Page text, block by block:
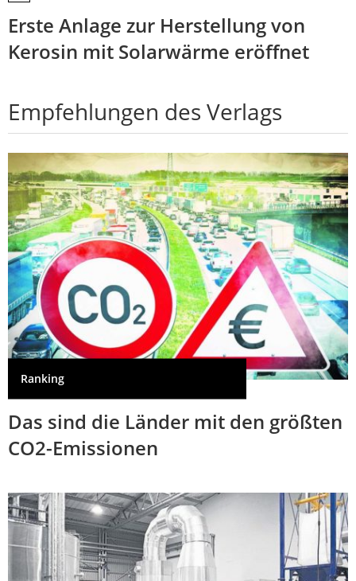
Erste Anlage zur Herstellung von
Kerosin mit Solarwärme eröffnet
Empfehlungen des Verlags
Ranking
Das sind die Länder mit den größten
CO2-Emissionen